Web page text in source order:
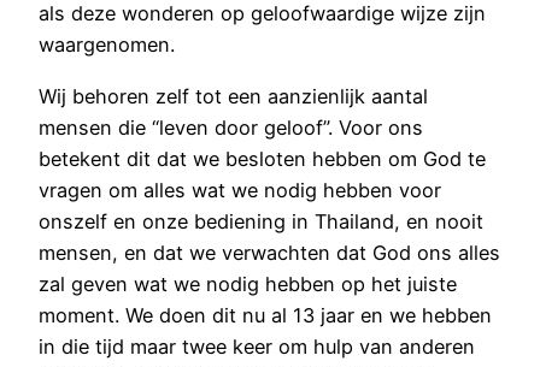
als deze wonderen op geloofwaardige wijze zijn
waargenomen.
Wij behoren zelf tot een aanzienlijk aantal
mensen die “leven door geloof”. Voor ons
betekent dit dat we besloten hebben om God te
vragen om alles wat we nodig hebben voor
onszelf en onze bediening in Thailand, en nooit
mensen, en dat we verwachten dat God ons alles
zal geven wat we nodig hebben op het juiste
moment. We doen dit nu al 13 jaar en we hebben
in die tijd maar twee keer om hulp van anderen